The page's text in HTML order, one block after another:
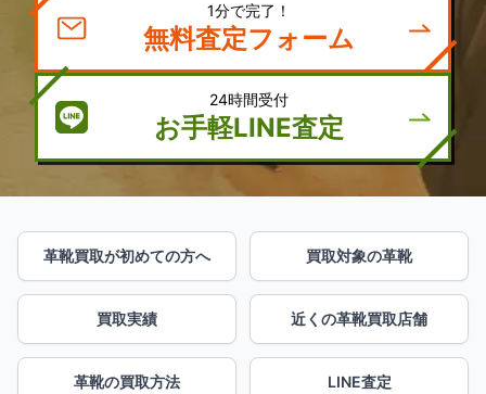
1分で完了！
無料査定フォーム
24時間受付
お手軽LINE査定
革靴買取が初めての方へ 買取対象の革靴
買取実績 近くの革靴買取店舗
革靴の買取方法 LINE査定